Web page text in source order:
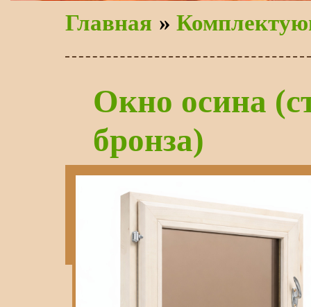
Главная »
Окно осина
бронза)